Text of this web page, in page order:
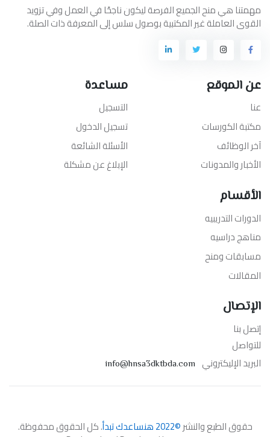
مهمتنا هي منح الجميع الفرصة ليكون ناجحًا في العمل وفي تزويد
القوى العاملة غير المكتبية بوصول سلس إلى المعرفة ذات الصلة.
عن الموقع
عنا
مكتبة الكورسات
آخر الوظائف
الأخبار والمدونات
مساعدة
التسجيل
تسجيل الدخول
الأسئلة الشائعة
الإبلاغ عن مشكلة
الأقسام
الدورات التدريبيه
مناهج دراسيه
مسابقات ومنح
المقالات
الإتصال
إتصل بنا
للتواصل
البريد الإليكتروني info@hnsa3dktbda.com
حقوق الطبع والنشر©2022 هنساعدك تبدأ . كل الحقوق محفوظة.